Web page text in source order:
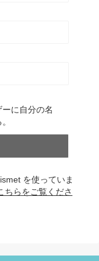
に自分の名
を使っていま
ちらをご覧くださ